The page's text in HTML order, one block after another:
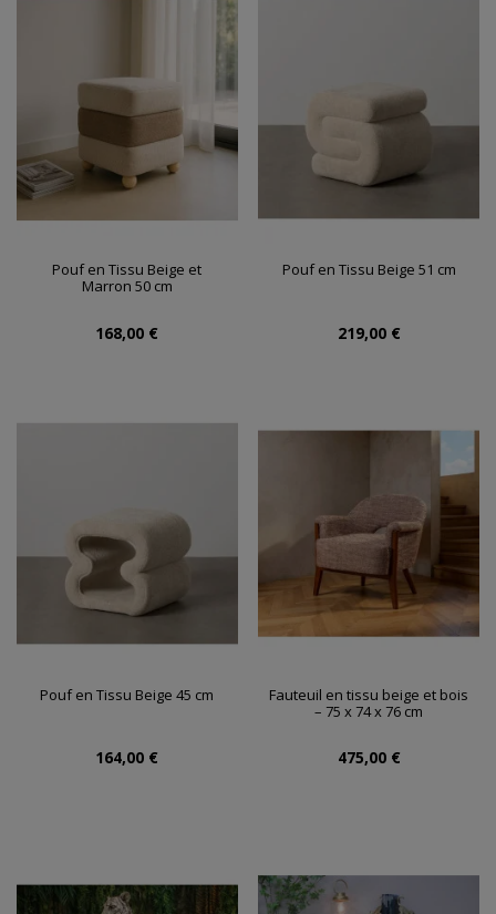
Pouf en Tissu Beige et
Marron 50 cm
168,00 €
Pouf en Tissu Beige 51 cm
219,00 €
Pouf en Tissu Beige 45 cm
164,00 €
Fauteuil en tissu beige et bois
– 75 x 74 x 76 cm
475,00 €